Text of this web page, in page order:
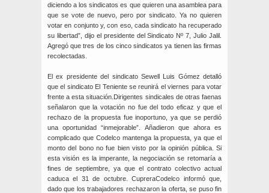
diciendo a los sindicatos es que quieren una asamblea para
que se vote de nuevo, pero por sindicato. Ya no quieren
votar en conjunto y, con eso, cada sindicato ha recuperado
su libertad”, dijo el presidente del Sindicato Nº 7, Julio Jalil.
Agregó que tres de los cinco sindicatos ya tienen las firmas
recolectadas.
El ex presidente del sindicato Sewell Luis Gómez detalló
que el sindicato El Teniente se reunirá el viernes para votar
frente a esta situación.Dirigentes sindicales de otras faenas
señalaron que la votación no fue del todo eficaz y que el
rechazo de la propuesta fue inoportuno, ya que se perdió
una oportunidad “inmejorable”. Añadieron que ahora es
complicado que Codelco mantenga la propuesta, ya que el
monto del bono no fue bien visto por la opinión pública. Si
esta visión es la imperante, la negociación se retomaría a
fines de septiembre, ya que el contrato colectivo actual
caduca el 31 de octubre. CupreraCodelco informó que,
dado que los trabajadores rechazaron la oferta, se puso fin